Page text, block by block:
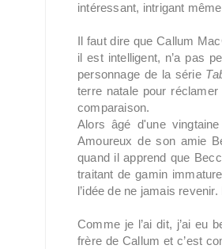
intéressant, intrigant
Il faut dire que Callum
il est intelligent, n’a pas
personnage de la série
terre natale pour
comparaison.
Alors âgé d'une
Amoureux de son amie
quand il apprend que
traitant de gamin
l’idée de ne jamais
Comme je l’ai dit, j’ai eu
frère de Callum et c’est